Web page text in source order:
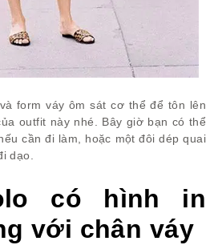
form váy ôm sát cơ thể để tôn lên
outfit này nhé. Bây giờ bạn có thể
cần đi làm, hoặc một đôi dép quai
dạo.
có hình in
với chân váy